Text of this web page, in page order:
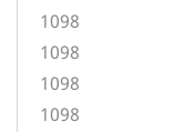
1098
1098
1098
1098